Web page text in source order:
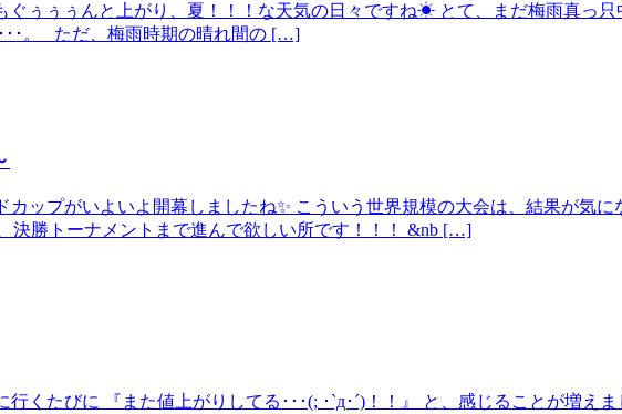
ぅぅぅんと上がり、夏！！！な天気の日々ですね☀ とて、まだ梅雨真っ只
･･。 ただ、梅雨時期の晴れ間の […]
ップがいよいよ開幕しましたね✨ こういう世界規模の大会は、結果が気
決勝トーナメントまで進んで欲しい所です！！！ &nb […]
くたびに 『また値上がりしてる･･･(; ･`д･´)！！』 と、感じることが増え